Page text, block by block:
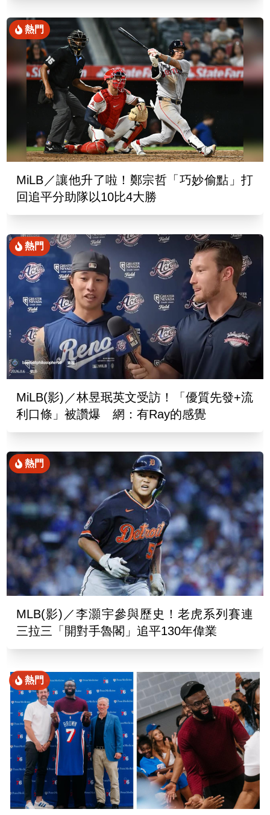
熱門
MiLB／讓他升了啦！鄭宗哲「巧妙偷點」打
回追平分助隊以10比4大勝
熱門
MiLB(影)／林昱珉英文受訪！「優質先發+流
利口條」被讚爆 網：有Ray的感覺
熱門
MLB(影)／李灝宇參與歷史！老虎系列賽連
三拉三「開對手魯閣」追平130年偉業
熱門